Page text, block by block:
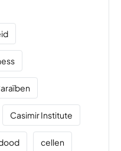
Casimir Institute
cellen